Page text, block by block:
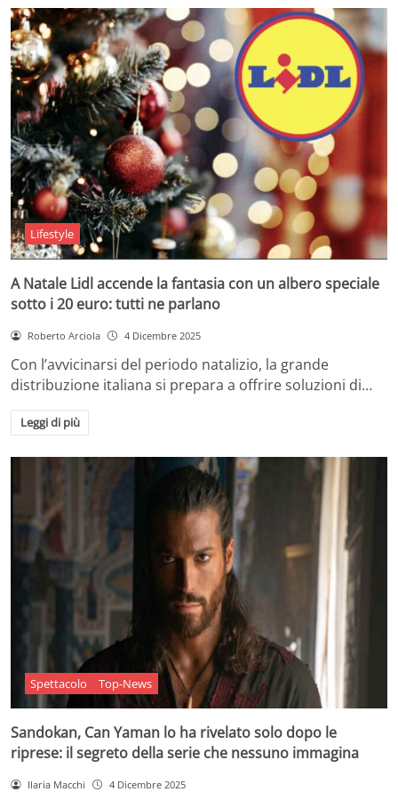
Lifestyle
A Natale Lidl accende la fantasia con un albero speciale
sotto i 20 euro: tutti ne parlano
Roberto Arciola 4 Dicembre 2025
Con l’avvicinarsi del periodo natalizio, la grande
distribuzione italiana si prepara a offrire soluzioni di…
Leggi di più
Spettacolo Top-News
Sandokan, Can Yaman lo ha rivelato solo dopo le
riprese: il segreto della serie che nessuno immagina
Ilaria Macchi 4 Dicembre 2025